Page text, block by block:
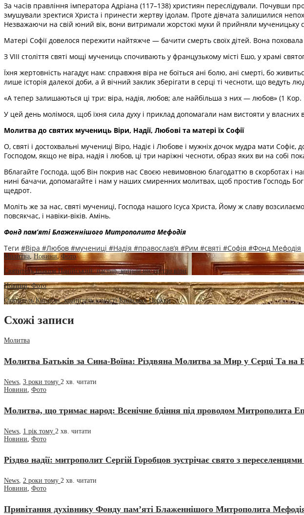
За часів правління імператора Адріана (117–138) християн переслідували. Почувши
змушували зректися Христа і принести жертву ідолам. Проте дівчата залишилися
Незважаючи на свій юний вік, вони витримали жорстокі муки й прийняли мученицьку
Матері Софії довелося пережити найтяжче — бачити смерть своїх дітей. Вона
З VIII століття святі мощі мучениць спочивають у французькому місті Ешо, у храмі
Їхня жертовність нагадує нам: справжня віра не боїться ані болю, ані смерті, бо
лише історія далекої доби, а й вічний заклик зберігати в серці ті чесноти, що ведуть
«А тепер залишаються ці три: віра, надія, любов; але найбільша з них — любов» (1 Кор.
У цей день молімося, щоб їхня сила духу і приклад допомагали нам вистояти у власних
Молитва до святих мучениць Віри, Надії, Любові та матері їх Софії
О, святі і достохвальні мучениці Віро, Надіє і Любове і мужніх дочок мудра мати
Господом, якщо не віра, надія і любов, ці три наріжні чесноти, образ яких ви на собі
Вблагайте Господа, щоб Він покрив нас Своєю невимовною благодаттю в скорботах і
нині бачачи, допомагайте і нам у наших смиренних молитвах, щоб простив Господь
щедрот.
Моліть же за нас, святі мyчениці, Господа нашого Ісуса Христа, Йому ж славу
повсякчас, і навіки-віків. Амінь.
Фонд пам’яті Блаженнішого Митрополита Мефодія
Теги #Віра #Любов #мучениці #Надія #православ’я #Рим #святі #Софія #Фонд Мефодія
Молитва,Новини,Фото
Святитель Іоаким Панійський: пастир, котрий ніс світло віри
Новини,Фото
Святитель Кипріян: хранитель єдності Київської Церкви
Схожі записи
Молитва
Молитва Батьків за Сина-Воїна: Різдвяна Молитва за Мир у Серці Та на
News, 3 роки тому 2 хв. читати
Новини, Фото
Молитва, що тримає народ: Всенічне бдіння під проводом Митрополита
News, 1 рік тому 2 хв. читати
Новини, Фото
Різдво надії: митрополит Сергій Горобцов зустрічає свято з переселенцями
News, 2 роки тому 2 хв. читати
Новини, Фото
Привітання духівнику Фонду пам’яті Блаженнішого Митрополита